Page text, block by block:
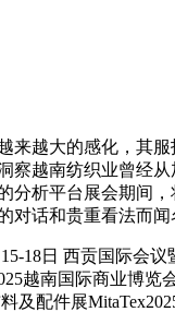
大的感化，其服
越南纺织业曾经
析平台展会期间
对话和贵重看法而闻
日 西贡国际会议
越南国际商业博览
配件展